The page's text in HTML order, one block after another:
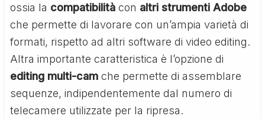
ossia la compatibilità con altri strumenti Adobe
che permette di lavorare con un’ampia varietà di
formati, rispetto ad altri software di video editing.
Altra importante caratteristica è l’opzione di
editing multi-cam che permette di assemblare
sequenze, indipendentemente dal numero di
telecamere utilizzate per la ripresa.